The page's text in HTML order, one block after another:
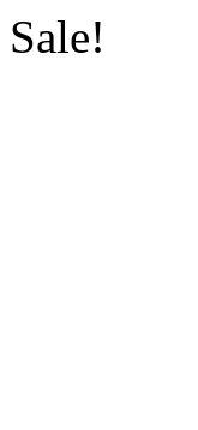
Sale!